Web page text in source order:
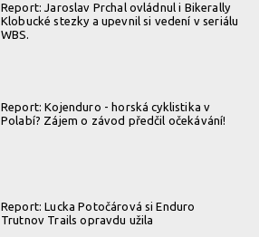
Report: Jaroslav Prchal ovládnul i Bikerally
Klobucké stezky a upevnil si vedení v seriálu
WBS.
Report: Kojenduro - horská cyklistika v
Polabí? Zájem o závod předčil očekávání!
Report: Lucka Potočárová si Enduro
Trutnov Trails opravdu užila